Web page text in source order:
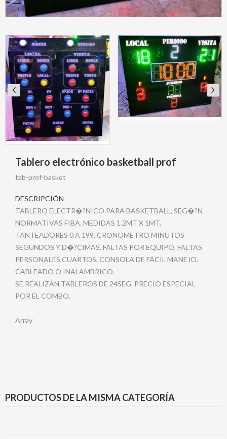
Tablero electrónico basketball prof
tab-prof-basket
DESCRIPCIÓN
TABLERO ELECTR�?NICO PARA BASKETBALL, SEG�?N
NORMATIVAS FIBA. MEDIDAS 1.2MT X 1MT,
TANTEADORES 0 A 199, CRONOMETRO MINUTOS
SEGUNDOS Y D�?CIMAS. FALTAS POR EQUIPO, FALTAS
PERSONALES,CUARTOS, CONSOLA DE FÁCIL MANEJO.
CABLEADO O INALAMBRICO.
SE REALIZAN TABLEROS DE 24SEG. PRECIO ESPECIAL
POR EL COMBO.
Array
PRODUCTOS DE LA MISMA CATEGORÍA